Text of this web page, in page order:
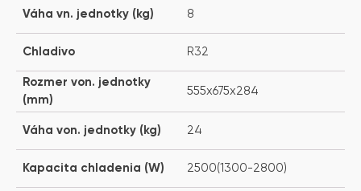
Váha vn. jednotky (kg) 8
Chladivo R32
Rozmer von. jednotky
(mm)
555x675x284
Váha von. jednotky (kg) 24
Kapacita chladenia (W) 2500(1300-2800)